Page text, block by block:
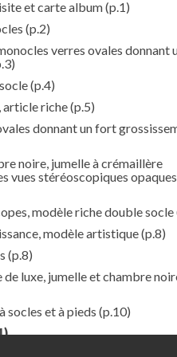
et carte album(p.1)
(p.2)
verres ovales donnant
(p.4)
article riche(p.5)
donnant un fort
noire, jumelle à crémaillère
vues stéréoscopiques
modèle riche double socle
modèle artistique(p.8)
(p.8)
luxe, jumelle et chambre
socles et à pieds (p.10)